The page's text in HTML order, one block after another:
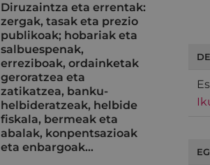
Diruzaintza eta errentak:
zergak, tasak eta prezio
publikoak; hobariak eta
salbuespenak,
erreziboak, ordainketak
geroratzea eta
zatikatzea, banku-
helbideratzeak, helbide
fiskala, bermeak eta
abalak, konpentsazioak
eta enbargoak…